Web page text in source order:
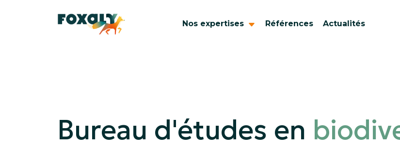
Nos expertises Références Actualités
Bureau d'études en